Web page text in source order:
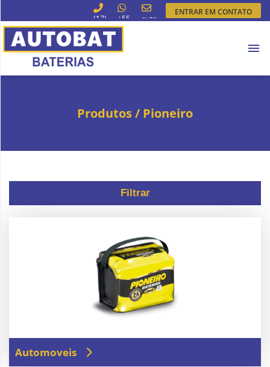
(17)
3364-
6066
+55
(17)
3054
autobatbateriasssjp@gmail.com
ENTRAR EM CONTATO
P�gina
Inicial
Produtos/ Pioneiro
Filtrar
Automoveis